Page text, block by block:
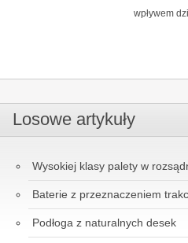
wpływem
Losowe artykuły
Wysokiej klasy palety w
Baterie z przeznaczeniem
Podłoga z naturalnych desek